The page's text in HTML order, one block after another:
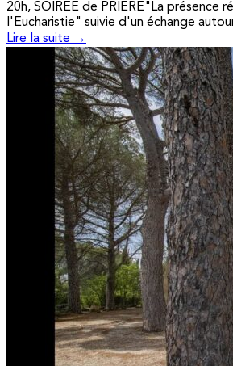
20h, SOIREE de PRIERE"La présence
l'Eucharistie" suivie d'un échange
Lire la suite →